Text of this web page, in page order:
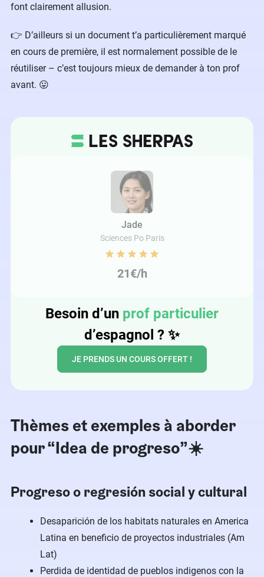
font clairement allusion.
👉 D’ailleurs si un document t’a particulièrement marqué
en cours de première, il est normalement possible de le
réutiliser – c’est toujours mieux de demander à ton prof
avant. 😛
Jade
Sciences Po Paris
21€/h
Besoin d’un prof particulier
d’espagnol ? ✨
JE PRENDS UN COURS OFFERT !
Thèmes et exemples à aborder
pour “Idea de progreso”☀️
Progreso o regresión social y cultural
Desaparición de los habitats naturales en America
Latina en beneficio de proyectos industriales (Am
Lat)
Perdida de identidad de pueblos indigenos con la